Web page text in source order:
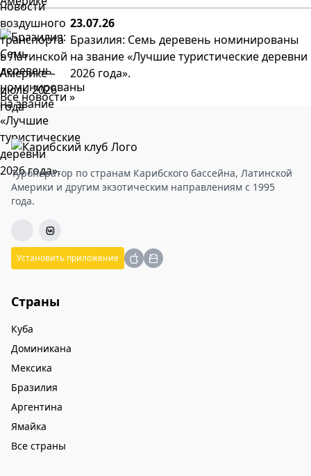
23.07.26
Бразилия: Семь деревень номинированы
на звание «Лучшие туристические деревни
2026 года».
Все новости »
Туроператор по странам Карибского бассейна, Латинской
Америки и другим экзотическим направлениям с 1995
года.
Установить приложение
Страны
Куба
Доминикана
Мексика
Бразилия
Аргентина
Ямайка
Все страны